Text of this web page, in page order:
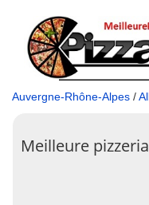
Auvergne-Rhône-Alpes /
Meilleure